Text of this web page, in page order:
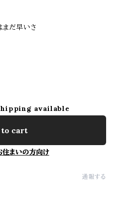
だ早いさ
available
to cart
住まいの方向け
通報する